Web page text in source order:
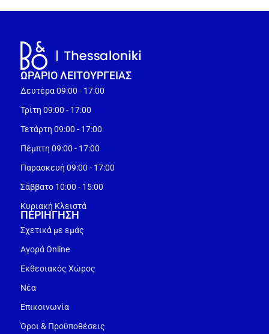
ΩΡΑΡΙΟ ΛΕΙΤΟΥΡΓEΙΑΣ
Δευτέρα 09:00 - 17:00
Τρίτη 09:00 - 17:00
Τετάρτη 09:00 - 17:00
Πέμπτη 09:00 - 17:00
Παρασκευή 09:00 - 17:00
Σάββατο 10:00 - 15:00
Κυριακή Κλειστά
ΠΕΡΙΗΓΗΣΗ
Σχετικά με εμάς
Αγορά Online
Εκθεσιακός Χώρος
Νέα
Επικοινωνία
Όροι & Προϋποθέσεις